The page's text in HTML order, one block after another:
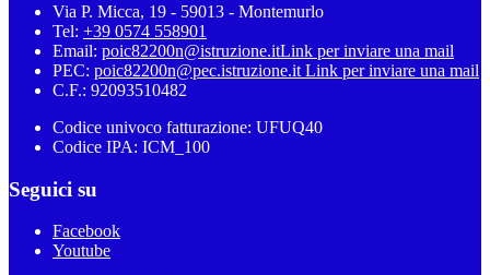
Via P. Micca, 19 - 59013 - Montemurlo
Tel: +39 0574 558901
Email: poic82200n@istruzione.itLink per inviare una mail
PEC: poic82200n@pec.istruzione.it Link per inviare una mail
C.F.: 92093510482
Codice univoco fatturazione: UFUQ40
Codice IPA: ICM_100
Seguici su
Facebook
Youtube